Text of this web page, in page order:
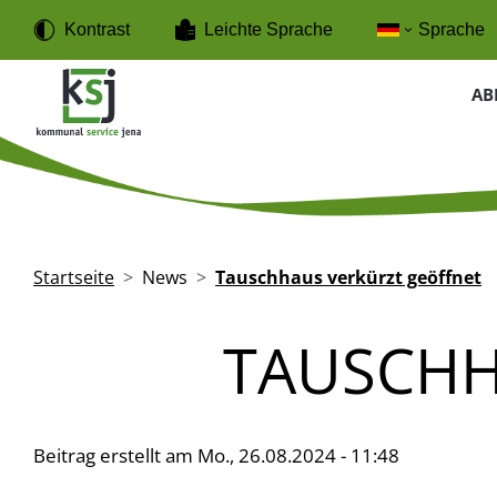
Kontrast Leichte Sprache Sprache
Pfadnavigation
Startseite News Tauschhaus verkürzt geöffnet
Beitrag erstellt am Mo., 26.08.2024 - 11:48
Cookie-Einstellungen